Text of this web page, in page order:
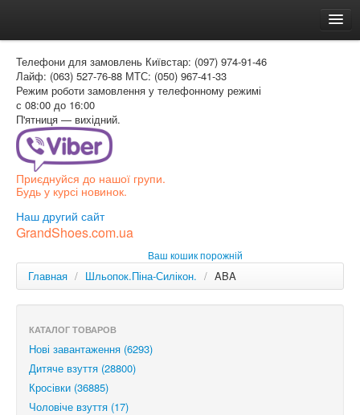
Доставка и оплата
Как заказать
Контакти
Таблиця розмірів
Вхід для покупця
РОС
Телефони для замовлень Київстар: (097) 974-91-46
Лайф: (063) 527-76-88 МТС: (050) 967-41-33
Режим роботи замовлення у телефонному режимі
с 08:00 до 16:00
П'ятниця — вихідний.
Приєднуйся до нашої групи.
Будь у курсі новинок.
Наш другий сайт
GrandShoes.com.ua
Ваш кошик порожній
Главная / Шльопок.Піна-Силікон. / ABA
КАТАЛОГ ТОВАРОВ
Нові завантаження (6293)
Дитяче взуття (28800)
Кросівки (36885)
Чоловіче взуття (17)